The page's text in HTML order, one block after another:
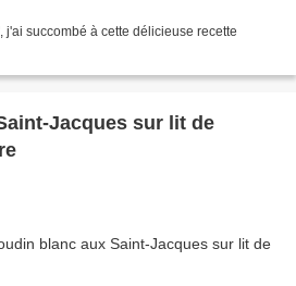
succombé à cette délicieuse recette
Jacques sur lit de